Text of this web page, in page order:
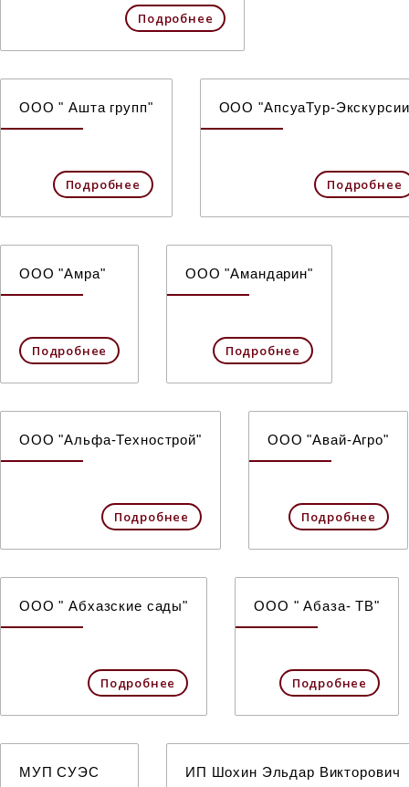
Подробнее
ООО " Ашта групп"
Подробнее
ООО "АпсуаТур-
Подробнее
ООО "Амра"
Подробнее
ООО "Амандарин"
Подробнее
ООО "Альфа-Технострой"
Подробнее
ООО "Авай-Агро"
Подробнее
ООО " Абхазские сады"
Подробнее
ООО " Абаза- ТВ"
Подробнее
МУП СУЭС ИП Шохин Эльдар Викторович